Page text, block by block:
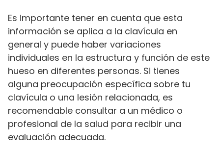
Es importante tener en cuenta que esta
información se aplica a la clavícula en
general y puede haber variaciones
individuales en la estructura y función de este
hueso en diferentes personas. Si tienes
alguna preocupación específica sobre tu
clavícula o una lesión relacionada, es
recomendable consultar a un médico o
profesional de la salud para recibir una
evaluación adecuada.